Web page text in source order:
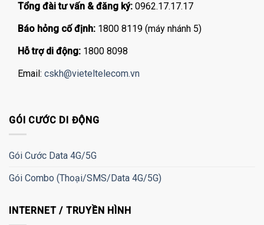
Tổng đài tư vấn & đăng ký: 0962.17.17.17
Báo hỏng cố định: 1800 8119 (máy nhánh 5)
Hỗ trợ di động: 1800 8098
Email: cskh@vieteltelecom.vn
GÓI CƯỚC DI ĐỘNG
Gói Cước Data 4G/5G
Gói Combo (Thoại/SMS/Data 4G/5G)
INTERNET / TRUYỀN HÌNH